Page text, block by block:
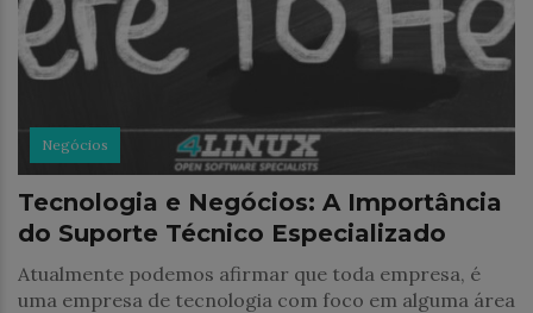
Negócios
Tecnologia e Negócios: A Importância
do Suporte Técnico Especializado
Atualmente podemos afirmar que toda empresa, é
uma empresa de tecnologia com foco em alguma área